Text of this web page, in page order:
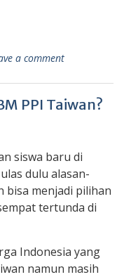
a comment
PPI Taiwan?
siswa baru di
dulu alasan-
bisa menjadi pilihan
tertunda di
Indonesia yang
namun masih